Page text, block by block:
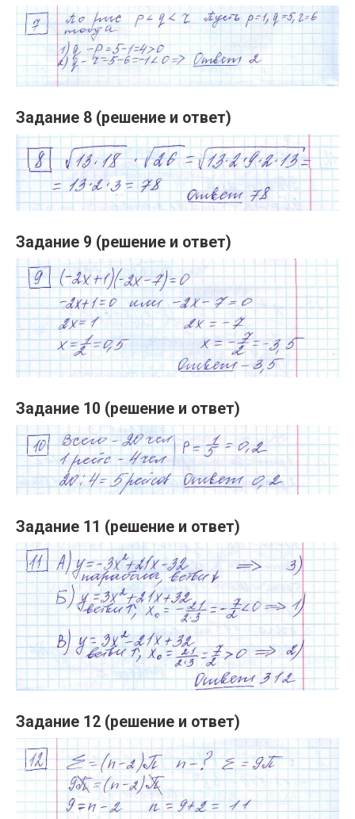
Задание 8 (решение и ответ)
Задание 9 (решение и ответ)
Задание 10 (решение и ответ)
Задание 11 (решение и ответ)
Задание 12 (решение и ответ)